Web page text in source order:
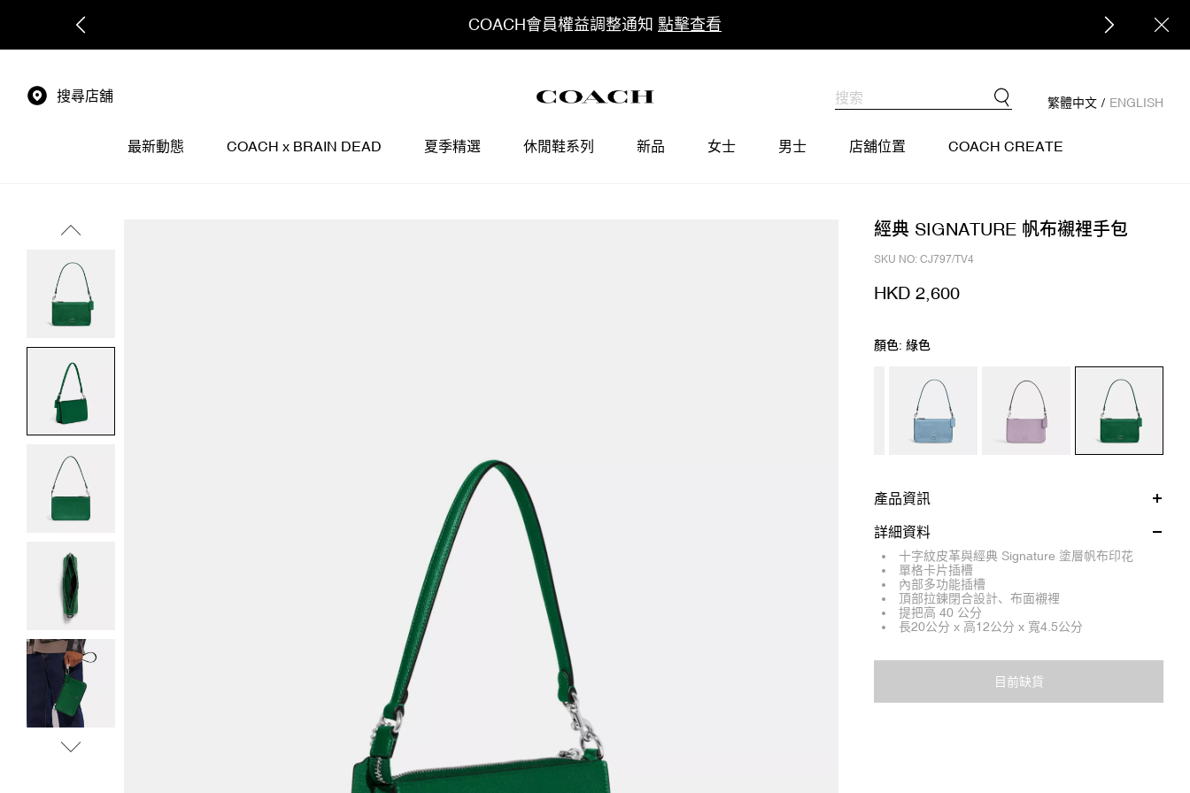
COACH會員權益調整通知 點擊查看
搜尋店舖 繁體中文 / ENGLISH
最新動態 COACH x BRAIN DEAD 夏季精選 休閒鞋系列 新品 女士 男士 店舖位置 COACH CREATE
經典 SIGNATURE 帆布襯裡手包
SKU NO: CJ797/TV4
HKD 2,600
顏色: 綠色
產品資訊
詳細資料
十字紋皮革與經典 Signature 塗層帆布印花
單格卡片插槽
內部多功能插槽
頂部拉鍊閉合設計、布面襯裡
提把高 40 公分
長20公分 x 高12公分 x 寬4.5公分
目前缺貨